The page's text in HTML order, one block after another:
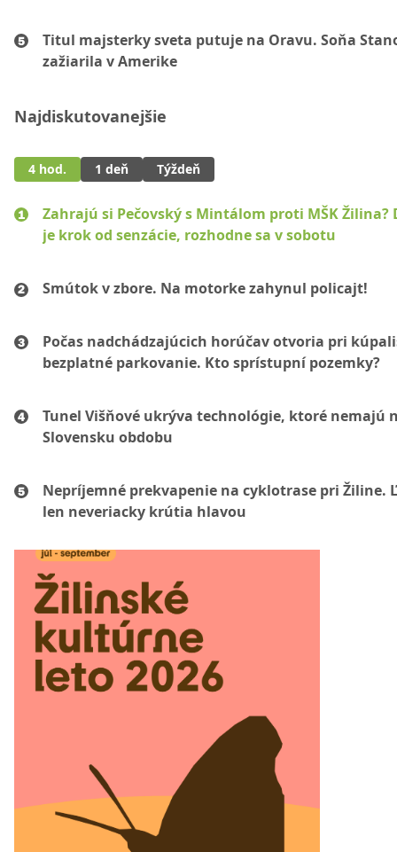
Titul majsterky sveta putuje na Oravu. Soňa
zažiarila v Amerike
Najdiskutovanejšie
4 hod. 1 deň Týždeň
Zahrajú si Pečovský s Mintálom proti MŠK Žilina?
je krok od senzácie, rozhodne sa v sobotu
Smútok v zbore. Na motorke zahynul policajt!
Počas nadchádzajúcich horúčav otvoria pri
bezplatné parkovanie. Kto sprístupní pozemky?
Tunel Višňové ukrýva technológie, ktoré nemajú
Slovensku obdobu
Nepríjemné prekvapenie na cyklotrase pri Žiline.
len neveriacky krútia hlavou